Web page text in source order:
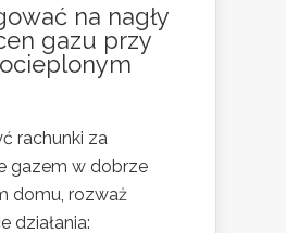
na nagły
gazu przy
rachunki za
gazem w dobrze
domu, rozważ
działania: